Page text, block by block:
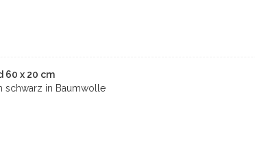
60 x 20 cm
schwarz in Baumwolle